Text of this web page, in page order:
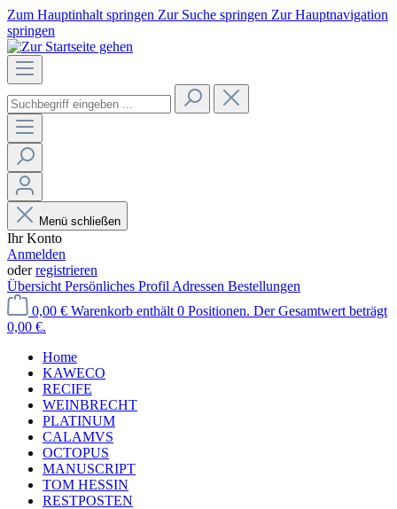
Zum Hauptinhalt springen Zur Suche springen Zur Hauptnavigation
springen
Menü schließen
Ihr Konto
Anmelden
oderregistrieren
Übersicht Persönliches Profil Adressen Bestellungen
0,00 € Warenkorb enthält 0 Positionen. Der Gesamtwert beträgt
0,00 €.
Home
KAWECO
RECIFE
WEINBRECHT
PLATINUM
CALAMVS
OCTOPUS
MANUSCRIPT
TOM HESSIN
RESTPOSTEN